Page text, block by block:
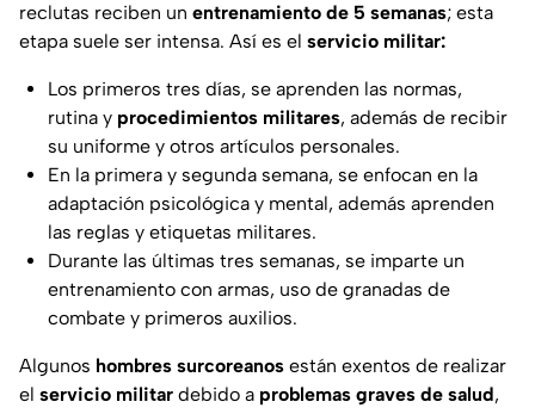
reclutas reciben un entrenamiento de 5 semanas; esta
etapa suele ser intensa. Así es el servicio militar:
Los primeros tres días, se aprenden las normas,
rutina y procedimientos militares, además de recibir
su uniforme y otros artículos personales.
En la primera y segunda semana, se enfocan en la
adaptación psicológica y mental, además aprenden
las reglas y etiquetas militares.
Durante las últimas tres semanas, se imparte un
entrenamiento con armas, uso de granadas de
combate y primeros auxilios.
Algunos hombres surcoreanos están exentos de realizar
el servicio militar debido a problemas graves de salud,